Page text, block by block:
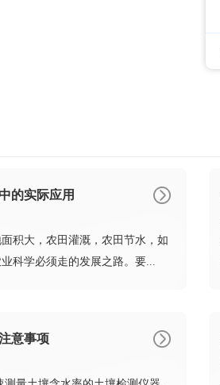
的实际应用
积大，农田灌溉，农田节水，如
科学必须走的发展之路。要...
意事项